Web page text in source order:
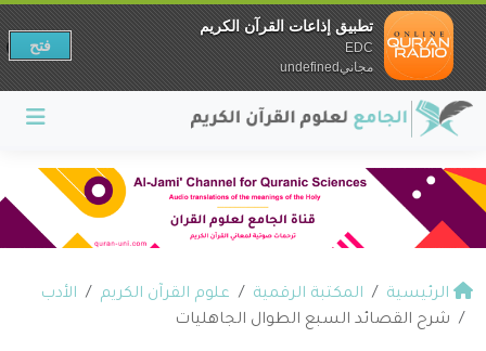
الرئيسية المكتبة الرقمية علوم القرآن الكريم
الأدب
شرح القصائد السبع الطوال الجاهليات
تطبيق إذاعات القرآن الكريم
EDC
مجانيundefined
فتح